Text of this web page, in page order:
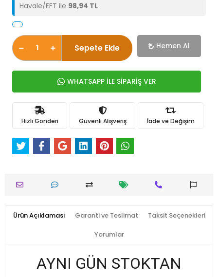
Havale/EFT ile 98,94 TL
Sepete Ekle Hemen Al
WHATSAPP İLE SİPARİŞ VER
Hızlı Gönderi Güvenli Alışveriş İade ve Değişim
Ürün Açıklaması Garanti ve Teslimat Taksit Seçenekleri
Yorumlar
AYNI GÜN STOKTAN